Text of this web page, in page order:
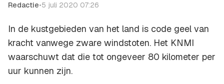
Redactie•5 juli 2020 07:26
In de kustgebieden van het land is code geel van
kracht vanwege zware windstoten. Het KNMI
waarschuwt dat die tot ongeveer 80 kilometer per
uur kunnen zijn.